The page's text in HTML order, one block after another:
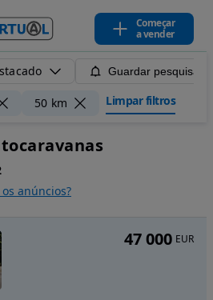
Começar
a vender
Guardar pesquisa
50 km Limpar filtros
anúncios?
47 000 EUR